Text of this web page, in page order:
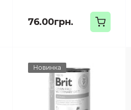
76.00грн.
Новинка